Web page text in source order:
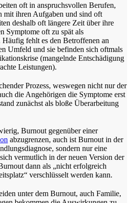
oft in anspruchsvollen Berufen,
mit ihren Aufgaben und sind oft
deshalb oft längere Zeit über ihre
Symptome oft zu spät als
fehlt es den Betroffenen an
Umfeld und sie befinden sich oftmals
(mangelnde Entschädigung
Leistungen).
Prozess, weswegen nicht nur der
die Angehörigen die Symptome erst
zunächst als bloße Überarbeitung
Burnout gegenüber einer
abzugrenzen, auch ist Burnout in der
sondern nur eine
vermutlich in der neuen Version der
dann als „nicht erfolgreich
verschlüsselt werden kann.
unter dem Burnout, auch Familie,